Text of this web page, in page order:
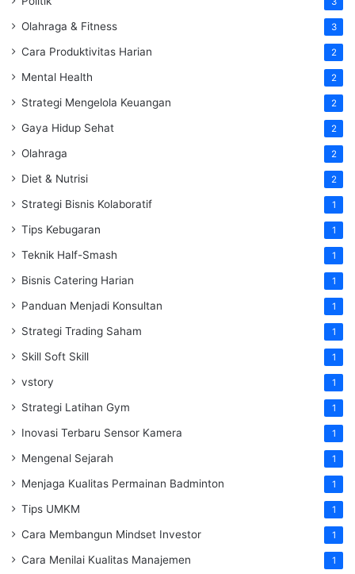
Olahraga & Fitness 3
Cara Produktivitas Harian 2
Mental Health 2
Strategi Mengelola Keuangan 2
Gaya Hidup Sehat 2
Olahraga 2
Diet & Nutrisi 2
Strategi Bisnis Kolaboratif 1
Tips Kebugaran 1
Teknik Half-Smash 1
Bisnis Catering Harian 1
Panduan Menjadi Konsultan 1
Strategi Trading Saham 1
Skill Soft Skill 1
vstory 1
Strategi Latihan Gym 1
Inovasi Terbaru Sensor Kamera 1
Mengenal Sejarah 1
Menjaga Kualitas Permainan Badminton 1
Tips UMKM 1
Cara Membangun Mindset Investor 1
Cara Menilai Kualitas Manajemen 1